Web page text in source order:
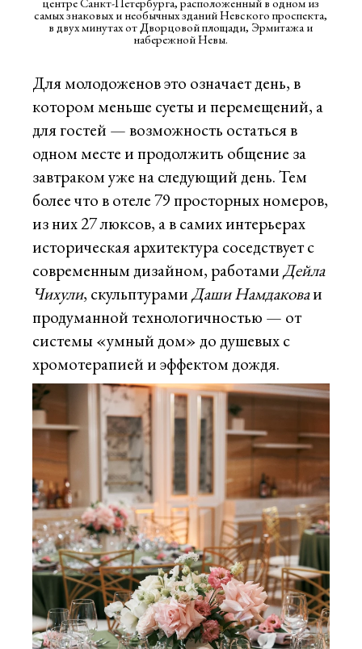
самых знаковых и необычных зданий Невского проспекта,
в двух минутах от Дворцовой площади, Эрмитажа и
набережной Невы.
Для молодоженов это означает день, в
котором меньше суеты и перемещений, а
для гостей — возможность остаться в
одном месте и продолжить общение за
завтраком уже на следующий день. Тем
более что в отеле 79 просторных номеров,
из них 27 люксов, а в самих интерьерах
историческая архитектура соседствует с
современным дизайном, работамиДейла
Чихули, скульптурамиДаши Намдаковаи
продуманной технологичностью — от
системы «умный дом» до душевых с
хромотерапией и эффектом дождя.